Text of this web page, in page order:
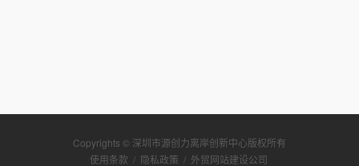
Copyrights © 深圳市源创力离岸创新中心版权所有
使用条款 / 隐私政策 / 外贸网站建设公司